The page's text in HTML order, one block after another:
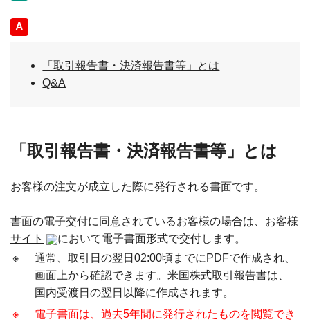
回答
「取引報告書・決済報告書等」とは
Q&A
「取引報告書・決済報告書等」とは
お客様の注文が成立した際に発行される書面です。
書面の電子交付に同意されているお客様の場合は、 お客様
サイト
において電子書面形式で交付します。
※
通常、取引日の翌日02:00頃までにPDFで作成され、
画面上から確認できます。米国株式取引報告書は、
国内受渡日の翌日以降に作成されます。
※
電子書面は、過去5年間に発行されたものを閲覧でき